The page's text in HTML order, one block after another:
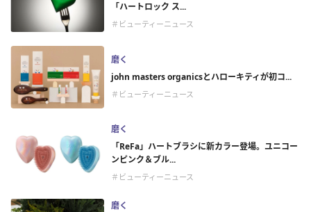
「ハートロック ス...
＃ビューティーニュース
磨く
john masters organicsとハローキティが初コ...
＃ビューティーニュース
磨く
「ReFa」ハートブラシに新カラー登場。ユニコー
ンピンク＆ブル...
＃ビューティーニュース
磨く